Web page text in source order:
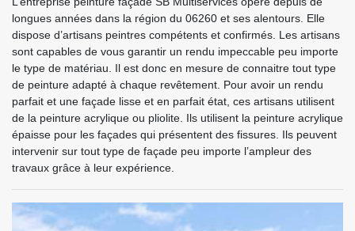
longues années dans la région du 06260 et ses alentours. Elle
dispose d’artisans peintres compétents et confirmés. Les artisans
sont capables de vous garantir un rendu impeccable peu importe
le type de matériau. Il est donc en mesure de connaitre tout type
de peinture adapté à chaque revêtement. Pour avoir un rendu
parfait et une façade lisse et en parfait état, ces artisans utilisent
de la peinture acrylique ou pliolite. Ils utilisent la peinture acrylique
épaisse pour les façades qui présentent des fissures. Ils peuvent
intervenir sur tout type de façade peu importe l’ampleur des
travaux grâce à leur expérience.